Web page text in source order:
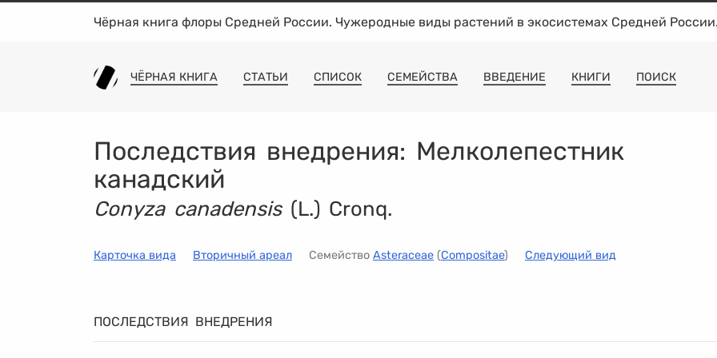
Чёрная книга флоры Средней России. Чужеродные виды растений в экосистемах Средней
ЧЁРНАЯ КНИГА СТАТЬИ СПИСОК СЕМЕЙСТВА ВВЕДЕНИЕ КНИГИ ПОИСК
Последствия внедрения: Мелколепестник
канадский
Conyza canadensis(L.) Cronq.
Карточка вида Вторичный ареал Семейство Asteraceae (Compositae) Следующий вид
ПОСЛЕДСТВИЯ ВНЕДРЕНИЯ